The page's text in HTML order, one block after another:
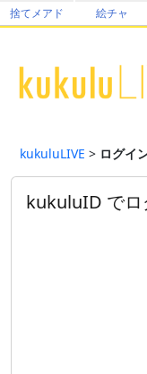
捨てメアド 絵チャ
kukuluLIVE > ログイ
kukuluID でロ